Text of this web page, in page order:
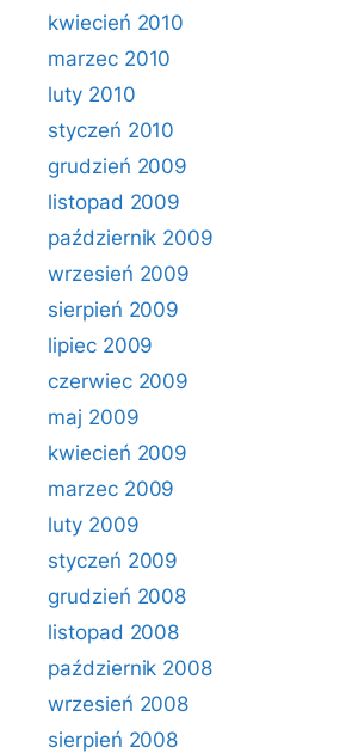
kwiecień 2010
marzec 2010
luty 2010
styczeń 2010
grudzień 2009
listopad 2009
październik 2009
wrzesień 2009
sierpień 2009
lipiec 2009
czerwiec 2009
maj 2009
kwiecień 2009
marzec 2009
luty 2009
styczeń 2009
grudzień 2008
listopad 2008
październik 2008
wrzesień 2008
sierpień 2008